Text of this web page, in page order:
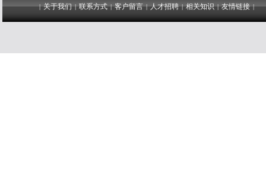
|关于我们 |联系方式 |客户留言 |人才招聘 |相关知识 |友情链接 |